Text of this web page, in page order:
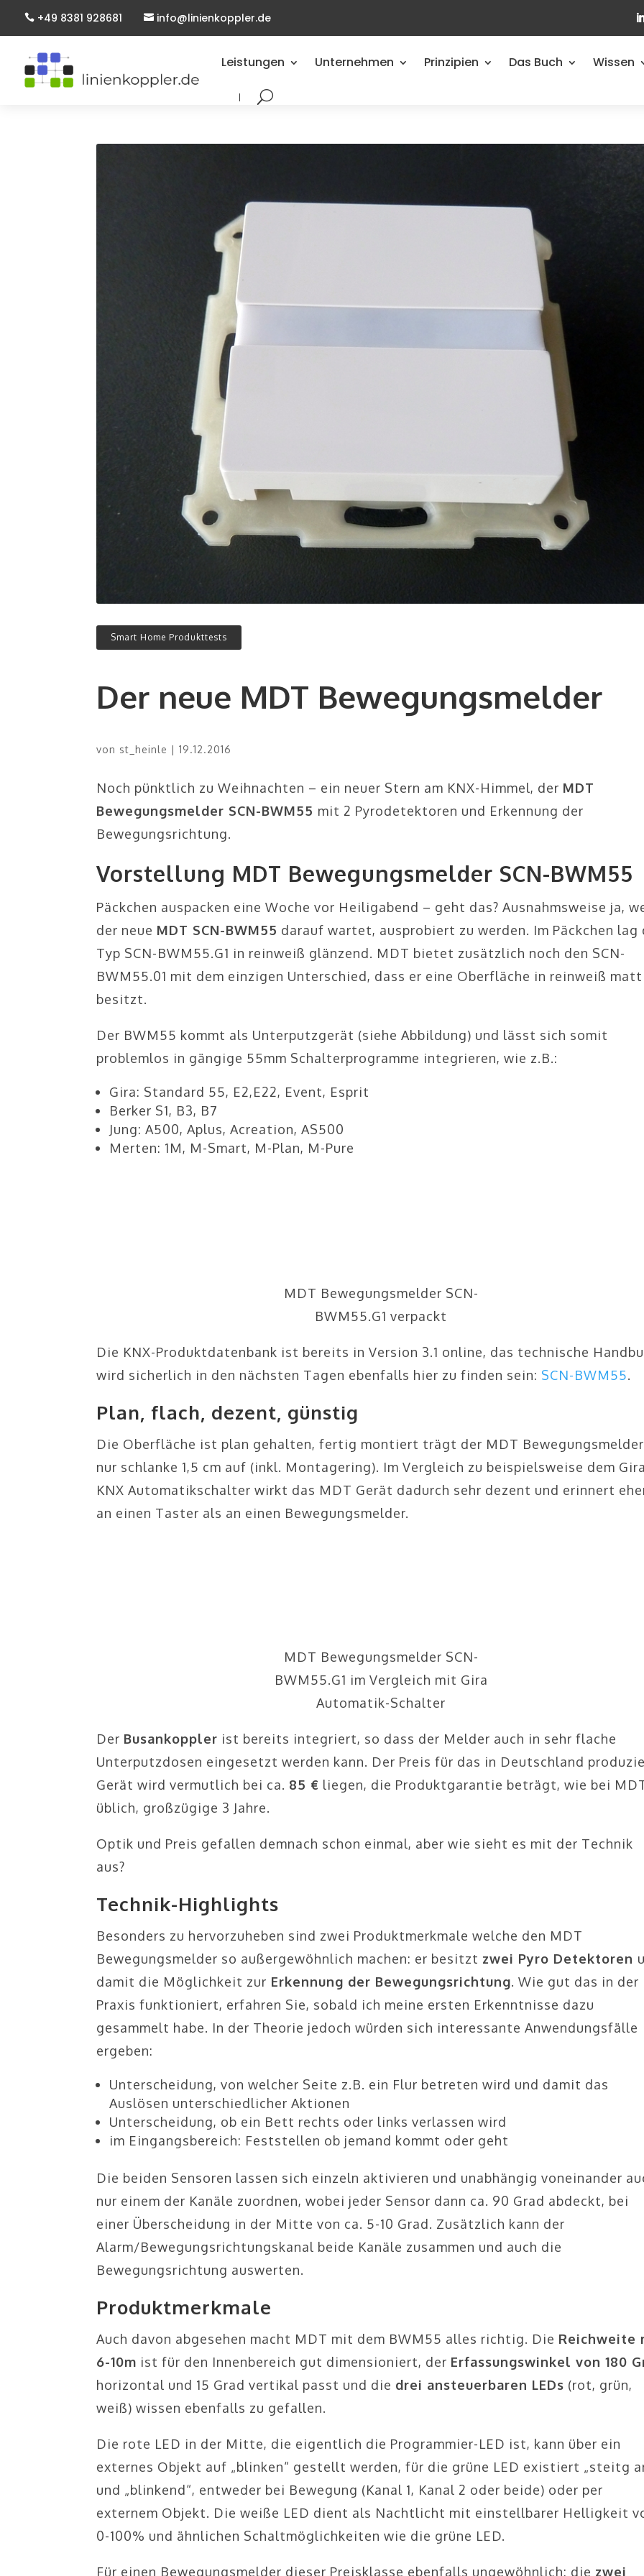
+49 8381 928681 info@linienkoppler.de
Leistungen Unternehmen Prinzipien Das Buch Wissen
Smart Home Produkttests
Der neue MDT Bewegungsmelder
von st_heinle |19.12.2016
Noch pünktlich zu Weihnachten – ein neuer Stern am KNX-Himmel, der MDT
Bewegungsmelder SCN-BWM55 mit 2 Pyrodetektoren und Erkennung der
Bewegungsrichtung.
Vorstellung MDT Bewegungsmelder SCN-BWM55
Päckchen auspacken eine Woche vor Heiligabend – geht das? Ausnahmsweise ja,
der neue MDT SCN-BWM55 darauf wartet, ausprobiert zu werden. Im Päckchen lag
Typ SCN-BWM55.G1 in reinweiß glänzend. MDT bietet zusätzlich noch den SCN-
BWM55.01 mit dem einzigen Unterschied, dass er eine Oberfläche in reinweiß matt
besitzt.
Der BWM55 kommt als Unterputzgerät (siehe Abbildung) und lässt sich somit
problemlos in gängige 55mm Schalterprogramme integrieren, wie z.B.:
Gira: Standard 55, E2,E22, Event, Esprit
Berker S1, B3, B7
Jung: A500, Aplus, Acreation, AS500
Merten: 1M, M-Smart, M-Plan, M-Pure
MDT Bewegungsmelder SCN-
BWM55.G1 verpackt
Die KNX-Produktdatenbank ist bereits in Version 3.1 online, das technische
wird sicherlich in den nächsten Tagen ebenfalls hier zu finden sein: SCN-BWM55.
Plan, flach, dezent, günstig
Die Oberfläche ist plan gehalten, fertig montiert trägt der MDT Bewegungsmelder
nur schlanke 1,5 cm auf (inkl. Montagering). Im Vergleich zu beispielsweise dem Gira
KNX Automatikschalter wirkt das MDT Gerät dadurch sehr dezent und erinnert
an einen Taster als an einen Bewegungsmelder.
MDT Bewegungsmelder SCN-
BWM55.G1 im Vergleich mit Gira
Automatik-Schalter
Der Busankoppler ist bereits integriert, so dass der Melder auch in sehr flache
Unterputzdosen eingesetzt werden kann. Der Preis für das in Deutschland
Gerät wird vermutlich bei ca. 85 € liegen, die Produktgarantie beträgt, wie bei
üblich, großzügige 3 Jahre.
Optik und Preis gefallen demnach schon einmal, aber wie sieht es mit der Technik
aus?
Technik-Highlights
Besonders zu hervorzuheben sind zwei Produktmerkmale welche den MDT
Bewegungsmelder so außergewöhnlich machen: er besitzt zwei Pyro Detektoren
damit die Möglichkeit zur Erkennung der Bewegungsrichtung. Wie gut das in der
Praxis funktioniert, erfahren Sie, sobald ich meine ersten Erkenntnisse dazu
gesammelt habe. In der Theorie jedoch würden sich interessante Anwendungsfälle
ergeben:
Unterscheidung, von welcher Seite z.B. ein Flur betreten wird und damit das
Auslösen unterschiedlicher Aktionen
Unterscheidung, ob ein Bett rechts oder links verlassen wird
im Eingangsbereich: Feststellen ob jemand kommt oder geht
Die beiden Sensoren lassen sich einzeln aktivieren und unabhängig voneinander
nur einem der Kanäle zuordnen, wobei jeder Sensor dann ca. 90 Grad abdeckt, bei
einer Überscheidung in der Mitte von ca. 5-10 Grad. Zusätzlich kann der
Alarm/Bewegungsrichtungskanal beide Kanäle zusammen und auch die
Bewegungsrichtung auswerten.
Produktmerkmale
Auch davon abgesehen macht MDT mit dem BWM55 alles richtig. Die Reichweite
6-10m ist für den Innenbereich gut dimensioniert, der Erfassungswinkel von 180
horizontal und 15 Grad vertikal passt und die drei ansteuerbaren LEDs (rot, grün,
weiß) wissen ebenfalls zu gefallen.
Die rote LED in der Mitte, die eigentlich die Programmier-LED ist, kann über ein
externes Objekt auf „blinken“ gestellt werden, für die grüne LED existiert „steitg
und „blinkend“, entweder bei Bewegung (Kanal 1, Kanal 2 oder beide) oder per
externem Objekt. Die weiße LED dient als Nachtlicht mit einstellbarer Helligkeit
0-100% und ähnlichen Schaltmöglichkeiten wie die grüne LED.
Für einen Bewegungsmelder dieser Preisklasse ebenfalls ungewöhnlich: die zwei